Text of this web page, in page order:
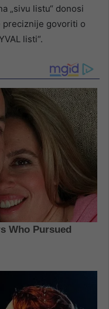
„sivu listu“ donosi
preciznije govoriti o
listi“.